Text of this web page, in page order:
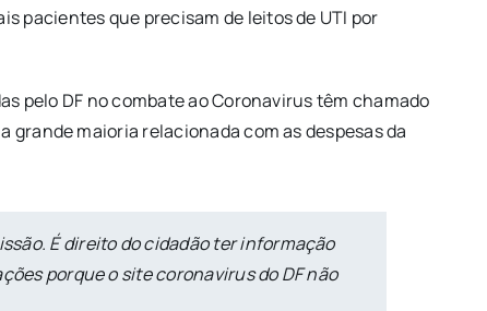
pacientes que precisam de leitos de UTI por
pelo DF no combate ao Coronavirus têm chamado
grande maioria relacionada com as despesas da
É direito do cidadão ter informação
porque o site coronavirus do DF não